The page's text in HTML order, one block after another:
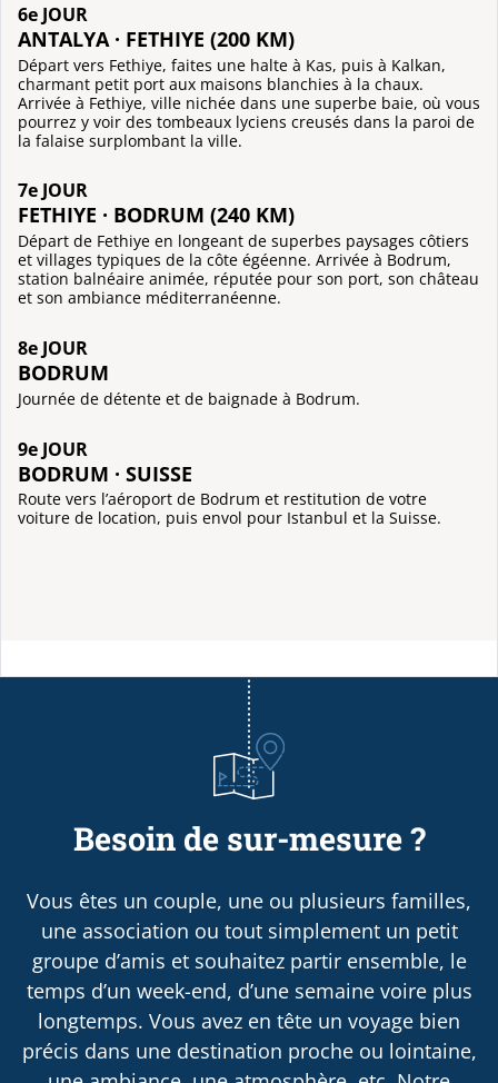
6e JOUR
ANTALYA · FETHIYE (200 KM)
Départ vers Fethiye, faites une halte à Kas, puis à Kalkan,
charmant petit port aux maisons blanchies à la chaux.
Arrivée à Fethiye, ville nichée dans une superbe baie, où vous
pourrez y voir des tombeaux lyciens creusés dans la paroi de
la falaise surplombant la ville.
7e JOUR
FETHIYE · BODRUM (240 KM)
Départ de Fethiye en longeant de superbes paysages côtiers
et villages typiques de la côte égéenne. Arrivée à Bodrum,
station balnéaire animée, réputée pour son port, son château
et son ambiance méditerranéenne.
8e JOUR
BODRUM
Journée de détente et de baignade à Bodrum.
9e JOUR
BODRUM · SUISSE
Route vers l’aéroport de Bodrum et restitution de votre
voiture de location, puis envol pour Istanbul et la Suisse.
Besoin de sur-mesure ?
Vous êtes un couple, une ou plusieurs familles,
une association ou tout simplement un petit
groupe d’amis et souhaitez partir ensemble, le
temps d’un week-end, d’une semaine voire plus
longtemps. Vous avez en tête un voyage bien
précis dans une destination proche ou lointaine,